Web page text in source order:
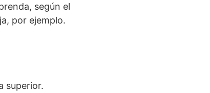
según el
por ejemplo.
superior.